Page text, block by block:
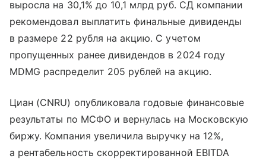
выросла на 30,1% до 10,1 млрд руб. СД компании
рекомендовал выплатить финальные дивиденды
в размере 22 рубля на акцию. С учетом
пропущенных ранее дивидендов в 2024 году
MDMG распределит 205 рублей на акцию.
Циан (CNRU) опубликовала годовые финансовые
результаты по МСФО и вернулась на Московскую
биржу. Компания увеличила выручку на 12%,
а рентабельность скорректированной EBITDA